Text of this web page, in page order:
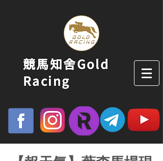
競馬知舍Gold
Racing